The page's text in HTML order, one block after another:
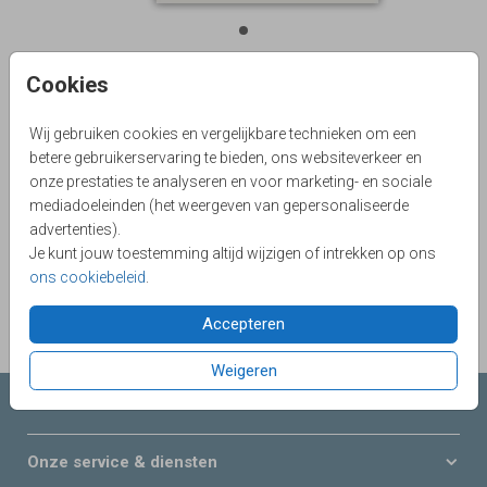
Cookies
Wij gebruiken cookies en vergelijkbare technieken om een
betere gebruikerservaring te bieden, ons websiteverkeer en
onze prestaties te analyseren en voor marketing- en sociale
mediadoeleinden (het weergeven van gepersonaliseerde
advertenties).
Je kunt jouw toestemming altijd wijzigen of intrekken op ons
ons cookiebeleid
Accepteren
Weigeren
Biotop-Rouw 12 X 12
Aantal x 1 Prijs:€ 0,65
OMSCHRIJVING
biotop-rouw 12 x 12
Onze service & diensten